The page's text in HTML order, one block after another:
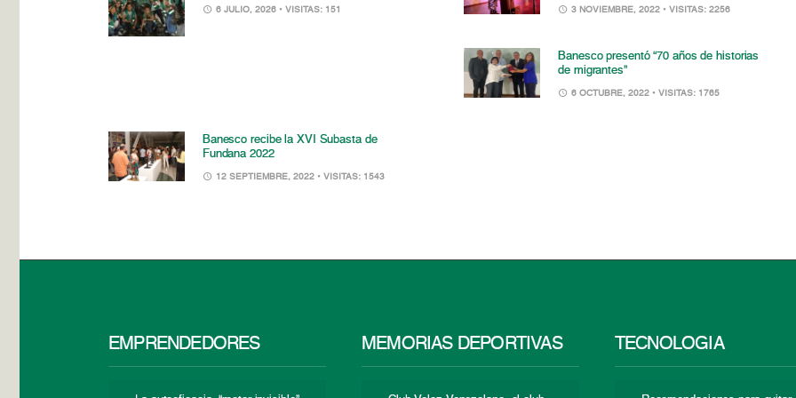
6 JULIO, 2026 • VISITAS: 151 3 NOVIEMBRE, 2022 • VISITAS: 2256
Banesco presentó “70 años de historias
de migrantes”
6 OCTUBRE, 2022 • VISITAS: 1765
Banesco recibe la XVI Subasta de
Fundana 2022
12 SEPTIEMBRE, 2022 • VISITAS: 1543
EMPRENDEDORES MEMORIAS DEPORTIVAS TECNOLOGÍA